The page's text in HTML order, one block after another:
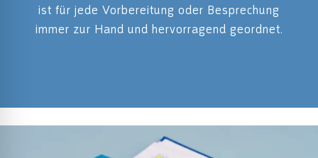
ist für jede Vorbereitung oder Besprechung
immer zur Hand und hervorragend geordnet.